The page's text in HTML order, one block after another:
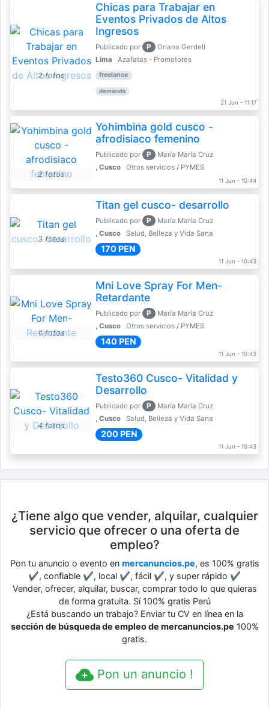
2 fotos
Chicas para Trabajar en
Eventos Privados de Altos
Ingresos
Publicado por P
Oriana Gerdell
Lima
Azafatas - Promotores
freelance
demanda
21 Jun - 11:17
2 fotos
Yohimbina gold cusco -
afrodisiaco femenino
Publicado por P
María María Cruz
, Cusco
Otros servicios / PYMES
11 Jun - 10:44
3 fotos
Titan gel cusco- desarrollo
Publicado por P
María María Cruz
, Cusco
Salud, Belleza y Vida Sana
170 PEN
11 Jun - 10:43
4 fotos
Mni Love Spray For Men-
Retardante
Publicado por P
María María Cruz
, Cusco
Otros servicios / PYMES
140 PEN
11 Jun - 10:43
4 fotos
Testo360 Cusco- Vitalidad y
Desarrollo
Publicado por P
María María Cruz
, Cusco
Salud, Belleza y Vida Sana
200 PEN
11 Jun - 10:43
¿Tiene algo que vender, alquilar, cualquier
servicio que ofrecer o una oferta de
empleo?
Pon tu anuncio o evento en mercanuncios.pe, es 100% gratis
✔, confiable ✔, local ✔, fácil ✔, y super rápido ✔
Vender, ofrecer, alquilar, buscar, comprar todo lo que quieras
de forma gratuita. Sí 100% gratis Perú
¿Está buscando un trabajo? Enviar tu CV en línea en la
sección de búsqueda de empleo de mercanuncios.pe 100%
gratis.
Pon un anuncio !